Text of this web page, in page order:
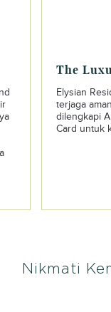
The
Elysian
terjaga
dilengkapi
Card untuk
Nikmati